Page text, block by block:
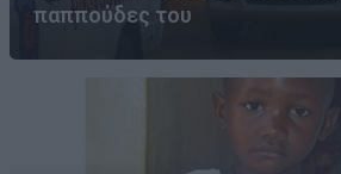
παππούδες του